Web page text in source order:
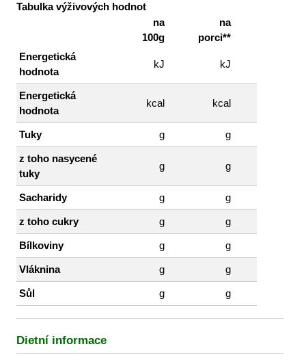
Tabulka výživových hodnot
na
100g
na
porci**
Energetická
hodnota
kJ kJ
Energetická
hodnota
kcal kcal
Tuky g g
z toho nasycené
tuky
g g
Sacharidy g g
z toho cukry g g
Bílkoviny g g
Vláknina g g
Sůl g g
Dietní informace